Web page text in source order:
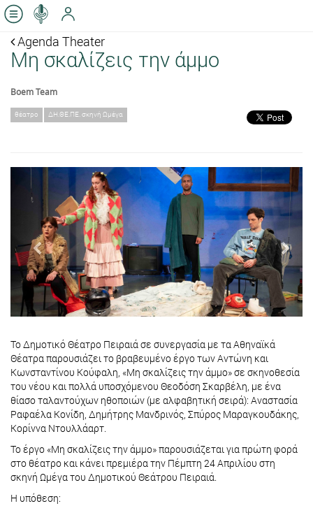
Agenda Theater
Μη σκαλίζεις την άμμο
Boem Team
θέατρο ΔΗ.ΘΕ.ΠΕ. σκηνή Ωμέγα
Previous Next
Το Δημοτικό Θέατρο Πειραιά σε συνεργασία με τα Αθηναϊκά
Θέατρα παρουσιάζει το βραβευμένο έργο των Αντώνη και
Κωνσταντίνου Κούφαλη, «Μη σκαλίζεις την άμμο» σε σκηνοθεσία
του νέου και πολλά υποσχόμενου Θεοδόση Σκαρβέλη, με ένα
θίασο ταλαντούχων ηθοποιών (με αλφαβητική σειρά): Αναστασία
Ραφαέλα Κονίδη, Δημήτρης Μανδρινός, Σπύρος Μαραγκουδάκης,
Κορίννα Ντουλλάαρτ.
Το έργο «Μη σκαλίζεις την άμμο» παρουσιάζεται για πρώτη φορά
στο θέατρο και κάνει πρεμιέρα την Πέμπτη 24 Απριλίου στη
σκηνή Ωμέγα του Δημοτικού Θεάτρου Πειραιά.
Η υπόθεση: